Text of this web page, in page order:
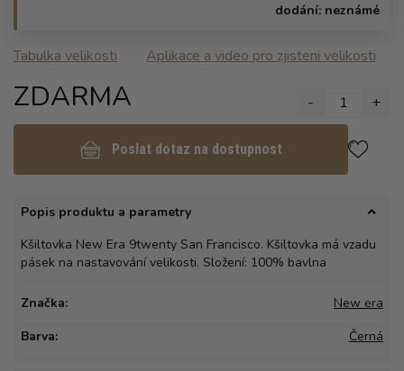
dodání: neznámé
Tabulka velikosti Aplikace a video pro zjisteni velikosti
ZDARMA - 1 +
Poslat dotaz na dostupnost
Popis produktu a parametry
Kšiltovka New Era 9twenty San Francisco. Kšiltovka má vzadu
pásek na nastavování velikosti. Složení: 100% bavlna
Značka:
New era
Barva:
Černá